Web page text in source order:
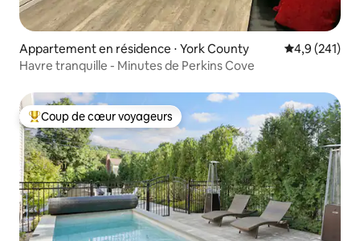
Appartement en résidence ⋅ York County Évaluation
4,9 (241)
Havre tranquille - Minutes de Perkins Cove
Coups de cœur voyageurs les plus appréciés
Coup de cœur voyageurs